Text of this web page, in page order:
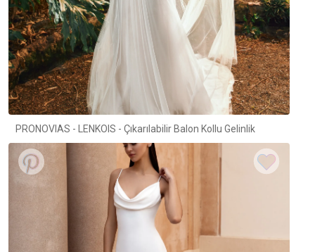
PRONOVIAS - LENKOIS - Çıkarılabilir Balon Kollu Gelinlik